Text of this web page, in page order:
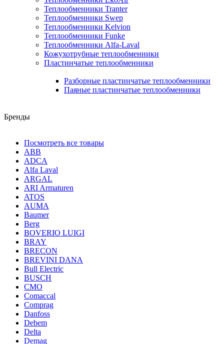
Теплообменники Tranter
Теплообменники Swep
Теплообменники Kelvion
Теплообменники Funke
Теплообменники Alfa-Laval
Кожухотрубные теплообменники
Пластинчатые теплообменники
Разборные пластинчатые теплообменники
Паяные пластинчатые теплообменники
Бренды
Посмотреть все товары
ABB
ADCA
Alfa Laval
ARGAL
ARI Armaturen
ATOS
AUMA
Baumer
Berg
BOVERIO LUIGI
BRAY
BRECON
BREVINI DANA
Bull Electric
BUSCH
CMO
Comaccal
Comprag
Danfoss
Debem
Delta
Demag